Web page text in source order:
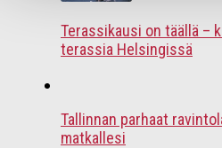
Terassikausi on täällä –
terassia Helsingissä
Tallinnan parhaat
matkallesi